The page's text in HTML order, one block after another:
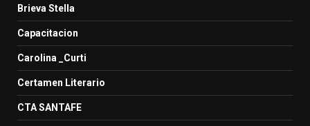
Brieva Stella
Capacitacion
Carolina _Curti
Certamen Literario
CTA SANTAFE